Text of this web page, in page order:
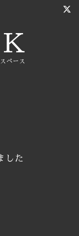
K
ペース
した